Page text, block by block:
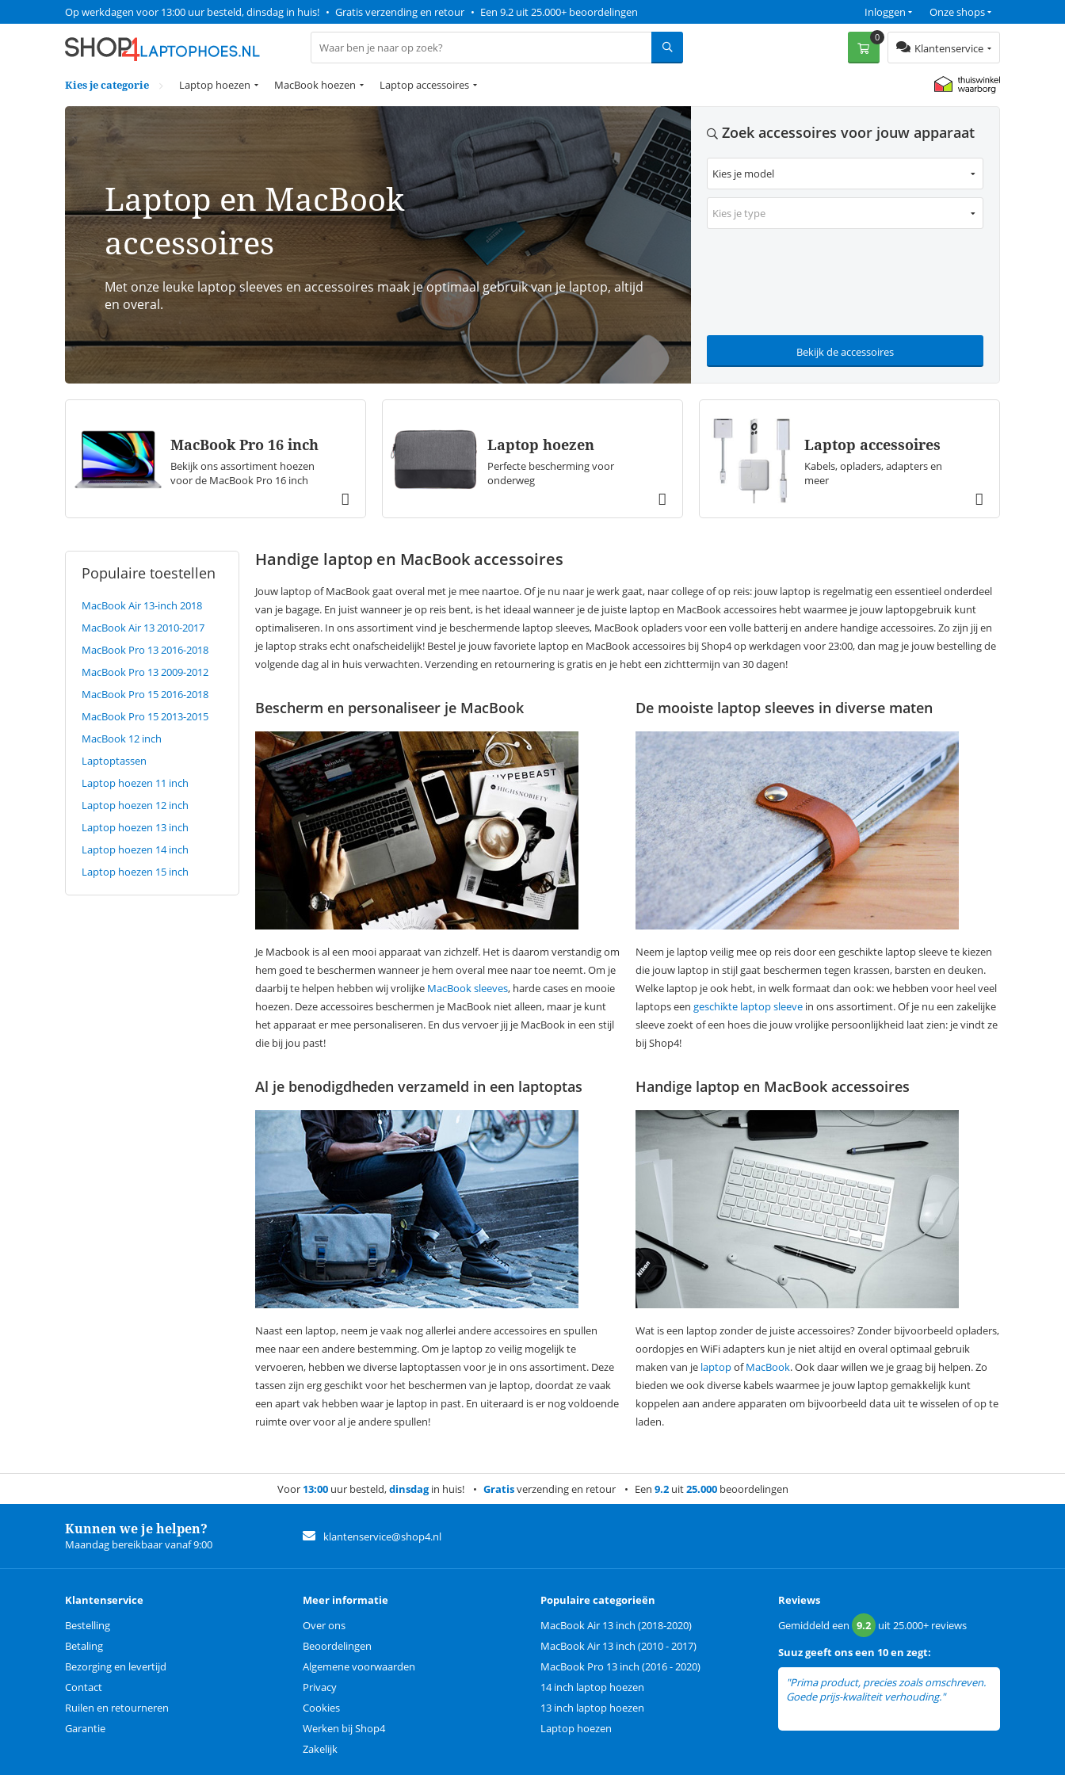
Op werkdagen voor 13:00 uur besteld, dinsdag in huis! • Gratis verzending en retour • Een 9.2 uit 25.000+ beoordelingen Onze shops
Inloggen
Klantenservice
0
Kies je categorie Laptop hoezen MacBook hoezen Laptop accessoires
Laptop en MacBook
accessoires
Met onze leuke laptop sleeves en accessoires maak je optimaal gebruik van je laptop, altijd
en overal.
Zoek accessoires voor jouw apparaat
Kies je type
Bekijk de accessoires
MacBook Pro 16 inch
Bekijk ons assortiment hoezen
voor de MacBook Pro 16 inch
Laptop hoezen
Perfecte bescherming voor
onderweg
Laptop accessoires
Kabels, opladers, adapters en
meer
Populaire toestellen
MacBook Air 13-inch 2018
MacBook Air 13 2010-2017
MacBook Pro 13 2016-2018
MacBook Pro 13 2009-2012
MacBook Pro 15 2016-2018
MacBook Pro 15 2013-2015
MacBook 12 inch
Laptoptassen
Laptop hoezen 11 inch
Laptop hoezen 12 inch
Laptop hoezen 13 inch
Laptop hoezen 14 inch
Laptop hoezen 15 inch
Handige laptop en MacBook accessoires
Jouw laptop of MacBook gaat overal met je mee naartoe. Of je nu naar je werk gaat, naar college of op reis: jouw laptop is regelmatig een essentieel onderdeel
van je bagage. En juist wanneer je op reis bent, is het ideaal wanneer je de juiste laptop en MacBook accessoires hebt waarmee je jouw laptopgebruik kunt
optimaliseren. In ons assortiment vind je beschermende laptop sleeves, MacBook opladers voor een volle batterij en andere handige accessoires. Zo zijn jij en
je laptop straks echt onafscheidelijk! Bestel je jouw favoriete laptop en MacBook accessoires bij Shop4 op werkdagen voor 23:00, dan mag je jouw bestelling de
volgende dag al in huis verwachten. Verzending en retournering is gratis en je hebt een zichttermijn van 30 dagen!
Bescherm en personaliseer je MacBook
Je Macbook is al een mooi apparaat van zichzelf. Het is daarom verstandig om
hem goed te beschermen wanneer je hem overal mee naar toe neemt. Om je
daarbij te helpen hebben wij vrolijke MacBook sleeves, harde cases en mooie
hoezen. Deze accessoires beschermen je MacBook niet alleen, maar je kunt
het apparaat er mee personaliseren. En dus vervoer jij je MacBook in een stijl
die bij jou past!
De mooiste laptop sleeves in diverse maten
Neem je laptop veilig mee op reis door een geschikte laptop sleeve te kiezen
die jouw laptop in stijl gaat beschermen tegen krassen, barsten en deuken.
Welke laptop je ook hebt, in welk formaat dan ook: we hebben voor heel veel
laptops een geschikte laptop sleeve in ons assortiment. Of je nu een zakelijke
sleeve zoekt of een hoes die jouw vrolijke persoonlijkheid laat zien: je vindt ze
bij Shop4!
Al je benodigdheden verzameld in een laptoptas
Naast een laptop, neem je vaak nog allerlei andere accessoires en spullen
mee naar een andere bestemming. Om je laptop zo veilig mogelijk te
vervoeren, hebben we diverse laptoptassen voor je in ons assortiment. Deze
tassen zijn erg geschikt voor het beschermen van je laptop, doordat ze vaak
een apart vak hebben waar je laptop in past. En uiteraard is er nog voldoende
ruimte over voor al je andere spullen!
Handige laptop en MacBook accessoires
Wat is een laptop zonder de juiste accessoires? Zonder bijvoorbeeld opladers,
oordopjes en WiFi adapters kun je niet altijd en overal optimaal gebruik
maken van je laptopofMacBook. Ook daar willen we je graag bij helpen. Zo
bieden we ook diverse kabels waarmee je jouw laptop gemakkelijk kunt
koppelen aan andere apparaten om bijvoorbeeld data uit te wisselen of op te
laden.
Voor 13:00uur besteld,dinsdagin huis! Gratisverzending en retour Een 9.2uit25.000beoordelingen
Kunnen we je helpen?
Maandag bereikbaar vanaf 9:00
klantenservice@shop4.nl
Klantenservice
Bestelling
Betaling
Bezorging en levertijd
Contact
Ruilen en retourneren
Garantie
Meer informatie
Over ons
Beoordelingen
Algemene voorwaarden
Privacy
Cookies
Werken bij Shop4
Zakelijk
Populaire categorieën
MacBook Air 13 inch (2018-2020)
MacBook Air 13 inch (2010 - 2017)
MacBook Pro 13 inch (2016 - 2020)
14 inch laptop hoezen
13 inch laptop hoezen
Laptop hoezen
Reviews
Gemiddeld een 9.2 uit25.000+ reviews
Suuzgeeft ons een 10 en zegt:
"Prima product, precies zoals omschreven.
Goede prijs-kwaliteit verhouding."